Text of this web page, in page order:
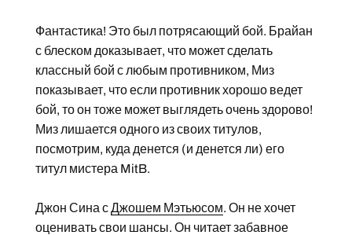
Фантастика! Это был потрясающий бой. Брайан
с блеском доказывает, что может сделать
классный бой с любым противником, Миз
показывает, что если противник хорошо ведет
бой, то он тоже может выглядеть очень здорово!
Миз лишается одного из своих титулов,
посмотрим, куда денется (и денется ли) его
титул мистера MitB.
Джон Сина сДжошем Мэтьюсом. Он не хочет
оценивать свои шансы. Он читает забавное